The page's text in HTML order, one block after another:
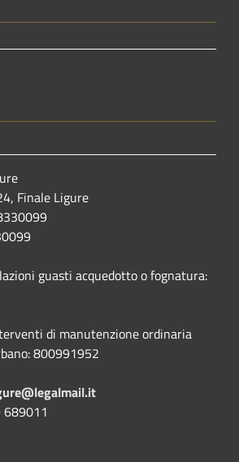
Finale Ligure
guasti acquedotto o fognatura:
di manutenzione ordinaria
800991952
689011